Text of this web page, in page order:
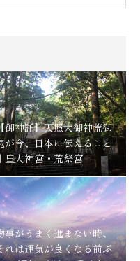
御神託】天照大御神荒御
が今、日本に伝えること
皇大神宮・荒祭宮
事がうまく進まない時、
れは運気が良くなる前ぶ